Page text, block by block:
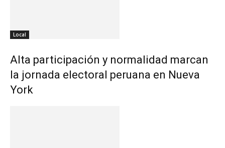
Local
Alta participación y normalidad marcan
la jornada electoral peruana en Nueva
York